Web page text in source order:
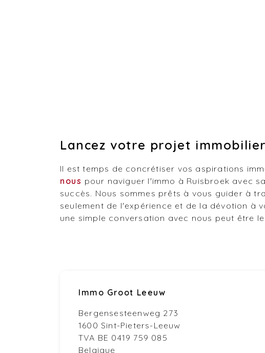
Lancez votre projet
Il est temps de concrétiser vos aspirations
nous pour naviguer l'immo à Ruisbroek avec
succès. Nous sommes prêts à vous guider à
seulement de l'expérience et de la dévotion à
une simple conversation avec nous peut être
Immo Groot Leeuw
Bergensesteenweg 273
1600 Sint-Pieters-Leeuw
TVA BE 0419 759 085
Belgique